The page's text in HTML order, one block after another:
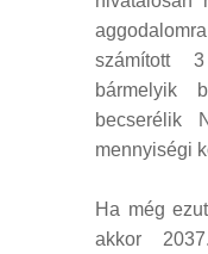
számított
bármelyik
becserélik
mennyiségi
Ha még
akkor